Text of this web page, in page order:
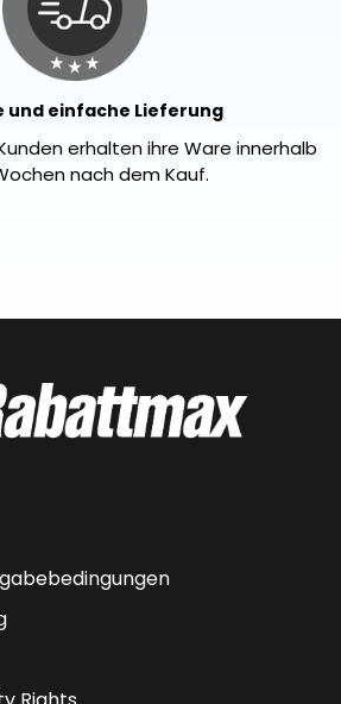
und einfache Lieferung
erhalten ihre Ware innerhalb
nach dem Kauf.